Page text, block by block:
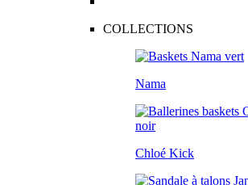
COLLECTIONS
Nama
Chloé Kick